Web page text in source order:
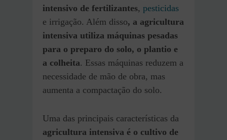
intensivo de fertilizantes, pesticidas
e irrigação. Além disso, a agricultura
intensiva utiliza máquinas pesadas
para o preparo do solo, o plantio e
a colheita. Essas máquinas reduzem a
necessidade de mão de obra, mas
aumenta a compactação do solo.
Uma das principais características da
agricultura intensiva é o cultivo de